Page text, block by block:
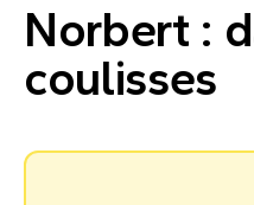
Norbert :
coulisses